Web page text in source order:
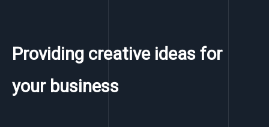
Providing creative ideas for
your business